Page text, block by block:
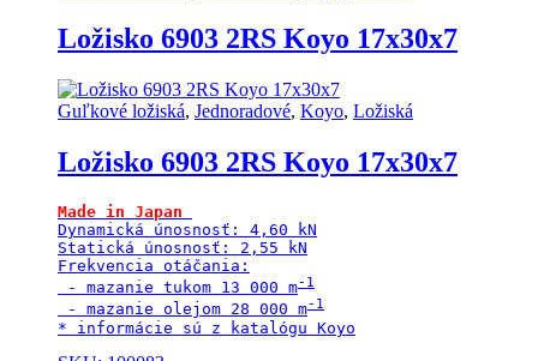
Ložisko 6903 2RS Koyo 17x30x7
Guľkové ložiská, Jednoradové, Koyo, Ložiská
Ložisko 6903 2RS Koyo 17x30x7
Made in Japan
Dynamická únosnosť: 4,60 kN
Statická únosnosť: 2,55 kN
Frekvencia otáčania:
- mazanie tukom 13 000 m
- mazanie olejom 28 000 m
* informácie sú z katalógu Koyo